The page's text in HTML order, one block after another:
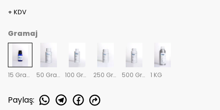
+ KDV
Gramaj
15 Gram 50 Gram 100 Gram 250 Gram 500 Gram 1 KG
Paylaş: